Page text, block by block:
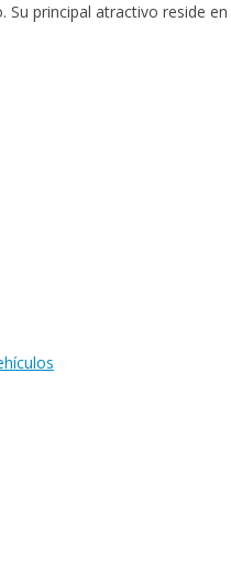
principal atractivo reside